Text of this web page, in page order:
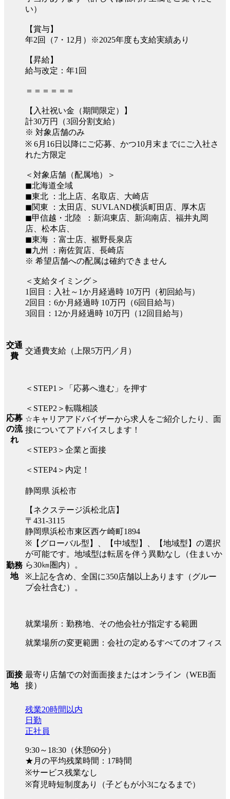
い）
【賞与】
年2回（7・12月）※2025年度も支給実績あり
【昇給】
給与改定：年1回
＝＝＝＝＝＝
【入社祝い金（期間限定）】
計30万円（3回分割支給）
※ 対象店舗のみ
※ 6月16日以降にご応募、かつ10月末までにご入社さ
れた方限定
＜対象店舗（配属地）＞
◼︎北海道全域
◼︎東北 ：北上店、名取店、大崎店
◼︎関東 ：太田店、SUVLAND横浜町田店、厚木店
◼︎甲信越・北陸 ：新潟東店、新潟南店、福井丸岡
店、松本店、
◼︎東海 ：富士店、裾野長泉店
◼︎九州 ：南佐賀店、長崎店
※ 希望店舗への配属は確約できません
＜支給タイミング＞
1回目：入社～1か月経過時 10万円（初回給与）
2回目：6か月経過時 10万円（6回目給与）
3回目：12か月経過時 10万円（12回目給与）
交通
費
交通費支給（上限5万円／月）
応募
の流
れ
＜STEP1＞「応募へ進む」を押す
＜STEP2＞転職相談
☆キャリアアドバイザーから求人をご紹介したり、面
接についてアドバイスします！
＜STEP3＞企業と面接
＜STEP4＞内定！
勤務
地
静岡県 浜松市
【ネクステージ浜松北店】
〒431-3115
静岡県浜松市東区西ケ崎町1894
※【グローバル型】、【中域型】、【地域型】の選択
が可能です。地域型は転居を伴う異動なし（住まいか
ら30㎞圏内）。
※上記を含め、全国に350店舗以上あります（グルー
プ会社含む）。
就業場所：勤務地、その他会社が指定する範囲
就業場所の変更範囲：会社の定めるすべてのオフィス
面接
地
最寄り店舗での対面面接またはオンライン（WEB面
接）
残業20時間以内
日勤
正社員
9:30～18:30（休憩60分）
★月の平均残業時間：17時間
※サービス残業なし
※育児時短制度あり（子どもが小3になるまで）